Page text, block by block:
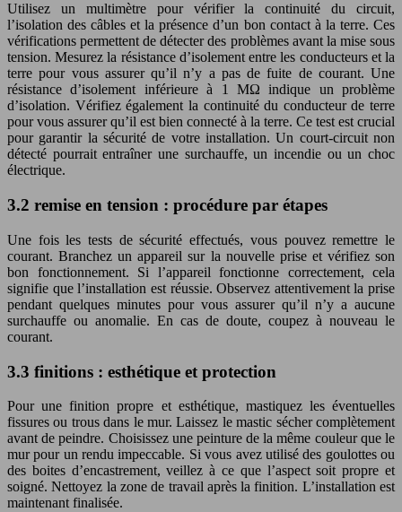
Utilisez un multimètre pour vérifier la continuité du circuit,
l’isolation des câbles et la présence d’un bon contact à la terre. Ces
vérifications permettent de détecter des problèmes avant la mise sous
tension. Mesurez la résistance d’isolement entre les conducteurs et la
terre pour vous assurer qu’il n’y a pas de fuite de courant. Une
résistance d’isolement inférieure à 1 MΩ indique un problème
d’isolation. Vérifiez également la continuité du conducteur de terre
pour vous assurer qu’il est bien connecté à la terre. Ce test est crucial
pour garantir la sécurité de votre installation. Un court-circuit non
détecté pourrait entraîner une surchauffe, un incendie ou un choc
électrique.
3.2 remise en tension : procédure par étapes
Une fois les tests de sécurité effectués, vous pouvez remettre le
courant. Branchez un appareil sur la nouvelle prise et vérifiez son
bon fonctionnement. Si l’appareil fonctionne correctement, cela
signifie que l’installation est réussie. Observez attentivement la prise
pendant quelques minutes pour vous assurer qu’il n’y a aucune
surchauffe ou anomalie. En cas de doute, coupez à nouveau le
courant.
3.3 finitions : esthétique et protection
Pour une finition propre et esthétique, mastiquez les éventuelles
fissures ou trous dans le mur. Laissez le mastic sécher complètement
avant de peindre. Choisissez une peinture de la même couleur que le
mur pour un rendu impeccable. Si vous avez utilisé des goulottes ou
des boites d’encastrement, veillez à ce que l’aspect soit propre et
soigné. Nettoyez la zone de travail après la finition. L’installation est
maintenant finalisée.